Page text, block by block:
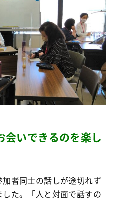
会いできるのを楽し
者同士の話しが途切れず
た。「人と対面で話すの